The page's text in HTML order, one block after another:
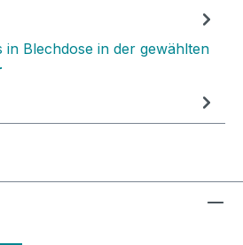
in Blechdose in der gewählten